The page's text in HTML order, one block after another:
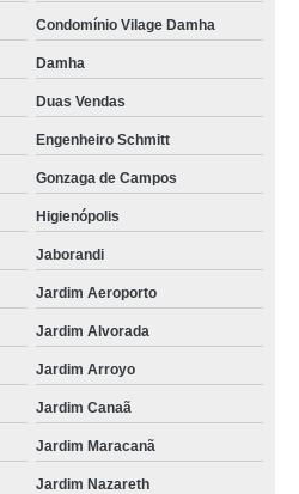
Condomínio Vilage Damha
Damha
Duas Vendas
Engenheiro Schmitt
Gonzaga de Campos
Higienópolis
Jaborandi
Jardim Aeroporto
Jardim Alvorada
Jardim Arroyo
Jardim Canaã
Jardim Maracanã
Jardim Nazareth